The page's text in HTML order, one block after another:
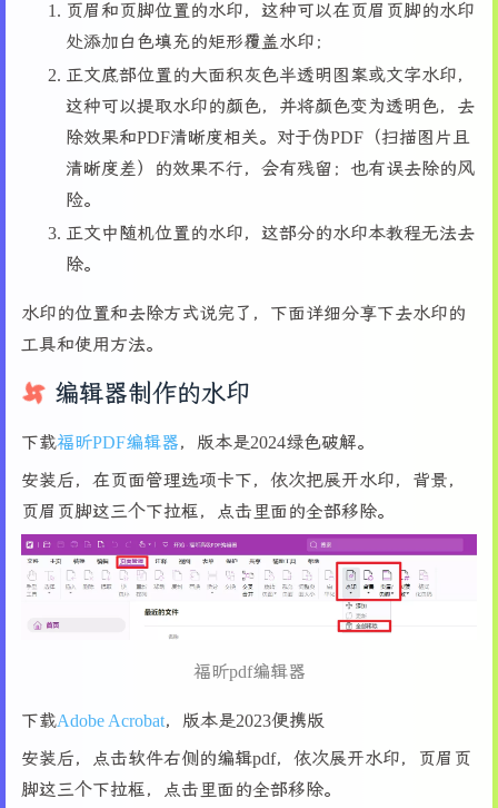
页眉和页脚位置的水印，这种可以在页眉页脚的水印
处添加白色填充的矩形覆盖水印；
正文底部位置的大面积灰色半透明图案或文字水印，
这种可以提取水印的颜色，并将颜色变为透明色，去
除效果和PDF清晰度相关。对于伪PDF（扫描图片且
清晰度差）的效果不行，会有残留；也有误去除的风
险。
正文中随机位置的水印，这部分的水印本教程无法去
除。
水印的位置和去除方式说完了，下面详细分享下去水印的
工具和使用方法。
编辑器制作的水印
下载福昕PDF编辑器，版本是2024绿色破解。
安装后，在页面管理选项卡下，依次把展开水印，背景，
页眉页脚这三个下拉框，点击里面的全部移除。
福昕pdf编辑器
下载Adobe Acrobat，版本是2023便携版
安装后，点击软件右侧的编辑pdf，依次展开水印，页眉页
脚这三个下拉框，点击里面的全部移除。